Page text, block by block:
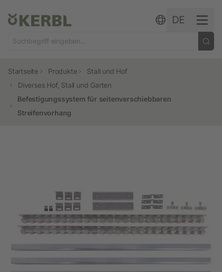
DE
Startseite Produkte
Stall und Hof
Diverses Hof, Stall und Garten
Befestigungssystem für seitenverschiebbaren
Streifenvorhang